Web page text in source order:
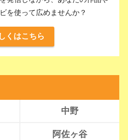
を使って広めませんか？
くはこちら
中野
阿佐ヶ谷